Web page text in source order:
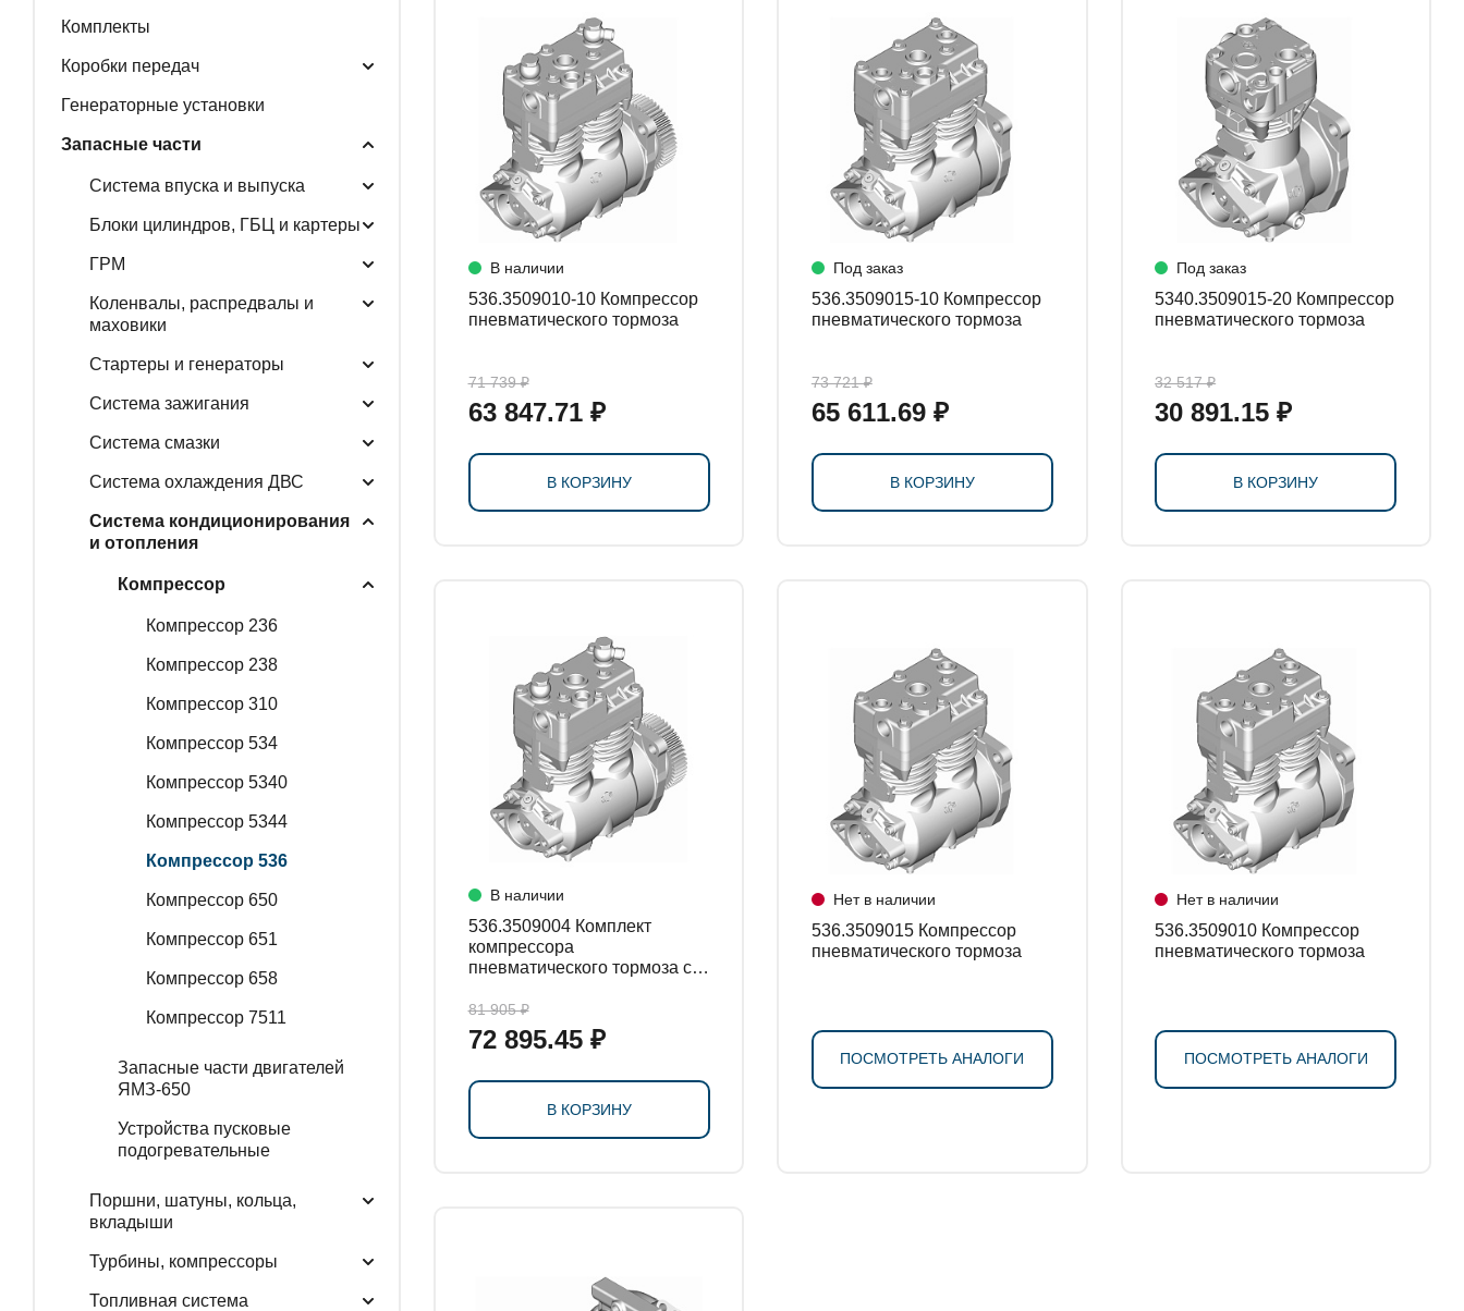
ГЕНЕРАТОРНЫЕ УСТАНОВКИ
Комплекты
Коробки передач
Генераторные установки
Запасные части
Система впуска и выпуска
Блоки цилиндров, ГБЦ и картеры
ГРМ
Коленвалы, распредвалы и
маховики
Стартеры и генераторы
Система зажигания
Система смазки
Система охлаждения ДВС
Система кондиционирования
и отопления
Компрессор
Компрессор 236
Компрессор 238
Компрессор 310
Компрессор 534
Компрессор 5340
Компрессор 5344
Компрессор 536
Компрессор 650
Компрессор 651
Компрессор 658
Компрессор 7511
Запасные части двигателей
ЯМЗ-650
Устройства пусковые
подогревательные
Поршни, шатуны, кольца,
вкладыши
Турбины, компрессоры
Топливная система
В наличии
536.3509010-10 Компрессор
пневматического тормоза
71 739 ₽
63 847.71 ₽
В КОРЗИНУ
Под заказ
536.3509015-10 Компрессор
пневматического тормоза
73 721 ₽
65 611.69 ₽
В КОРЗИНУ
Под заказ
5340.3509015-20 Компрессор
пневматического тормоза
32 517 ₽
30 891.15 ₽
В КОРЗИНУ
В наличии
536.3509004 Комплект
компрессора
пневматического тормоза с
81 905 ₽
72 895.45 ₽
В КОРЗИНУ
Нет в наличии
536.3509015 Компрессор
пневматического тормоза
ПОСМОТРЕТЬ АНАЛОГИ
Нет в наличии
536.3509010 Компрессор
пневматического тормоза
ПОСМОТРЕТЬ АНАЛОГИ